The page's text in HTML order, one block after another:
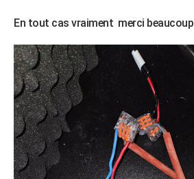
En tout cas vraiment merci beaucoup